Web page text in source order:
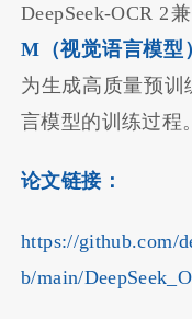
DeepSeek-OCR 2
M（视觉语言模型
为生成高质量预
言模型的训练过程。
论文链接：
https://github.com/
b/main/